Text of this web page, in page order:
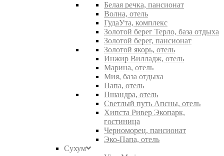
Белая речка, пансионат
Волна, отель
ГудаУта, комплекс
Золотой берег Терло, база отдыха
Золотой берег, пансионат
Золотой якорь, отель
Инжир Вилладж, отель
Марина, отель
Мия, база отдыха
Папа, отель
Пшандра, отель
Светлый путь Апсны, отель
Хипста Ривер Экопарк,
гостиница
Черноморец, пансионат
Эко-Папа, отель
Сухум